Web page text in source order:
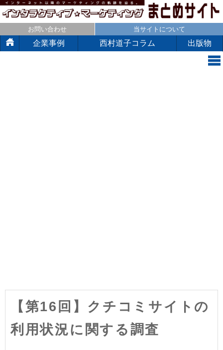
お問い合わせ 当サイトについて
企業事例 西村道子コラム 出版物
【第16回】クチコミサイトの
利用状況に関する調査